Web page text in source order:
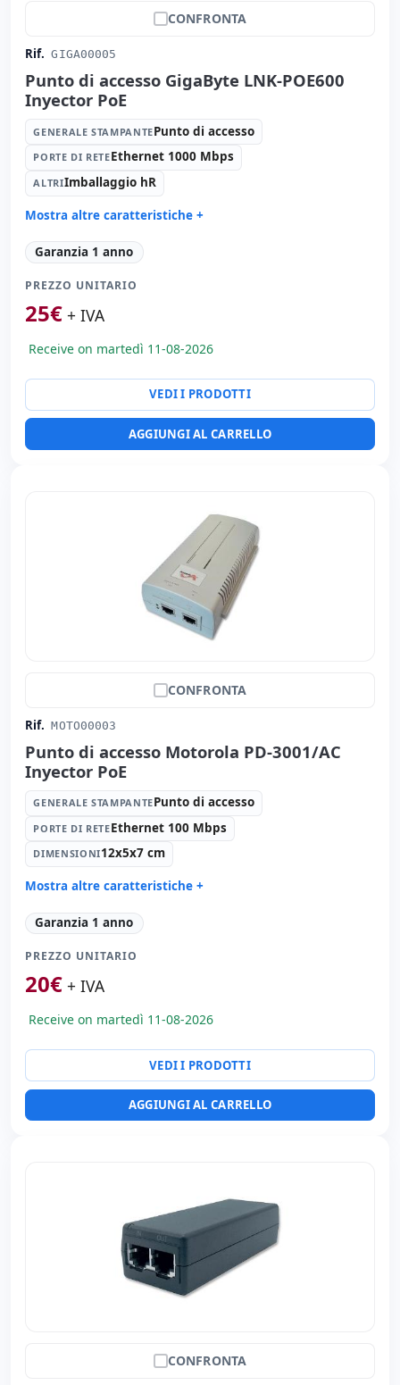
CONFRONTA
Rif. GIGA00005
Punto di accesso GigaByte LNK-POE600
Inyector PoE
GENERALE STAMPANTEPunto di accesso
PORTE DI RETEEthernet 1000 Mbps
ALTRIImballaggio hR
Mostra altre caratteristiche +
Generale stampante:
Porte di rete: Ethernet 1000 Mbps.
Altri: Imballaggio hR
Dimensioni:
Garanzia 1 anno
PREZZO UNITARIO
25€ + IVA
Receive on martedì 11-08-2026
VEDI I PRODOTTI
AGGIUNGI AL CARRELLO
CONFRONTA
Rif. MOTO00003
Punto di accesso Motorola PD-3001/AC
Inyector PoE
GENERALE STAMPANTEPunto di accesso
PORTE DI RETEEthernet 100 Mbps
DIMENSIONI12x5x7 cm
Mostra altre caratteristiche +
Generale stampante:
Porte di rete: Ethernet 100 Mbps.
Dimensioni: 12x5x7 cm.
Peso: 1.00 Kg.
Garanzia 1 anno
PREZZO UNITARIO
20€ + IVA
Receive on martedì 11-08-2026
VEDI I PRODOTTI
AGGIUNGI AL CARRELLO
CONFRONTA